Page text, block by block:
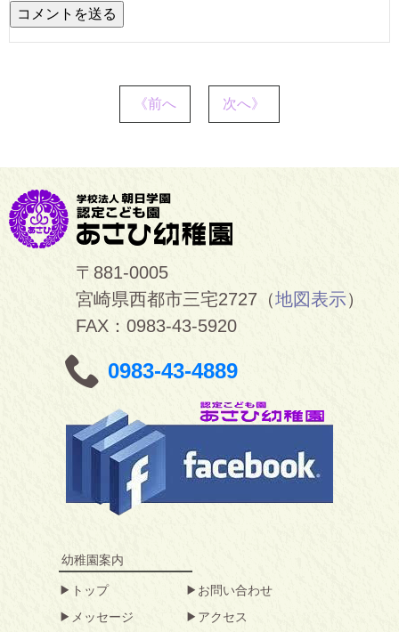
《前へ 次へ》
〒881-0005
宮崎県西都市三宅2727（地図表示）
FAX：0983-43-5920
0983-43-4889
幼稚園案内
トップ
メッセージ
お問い合わせ
アクセス